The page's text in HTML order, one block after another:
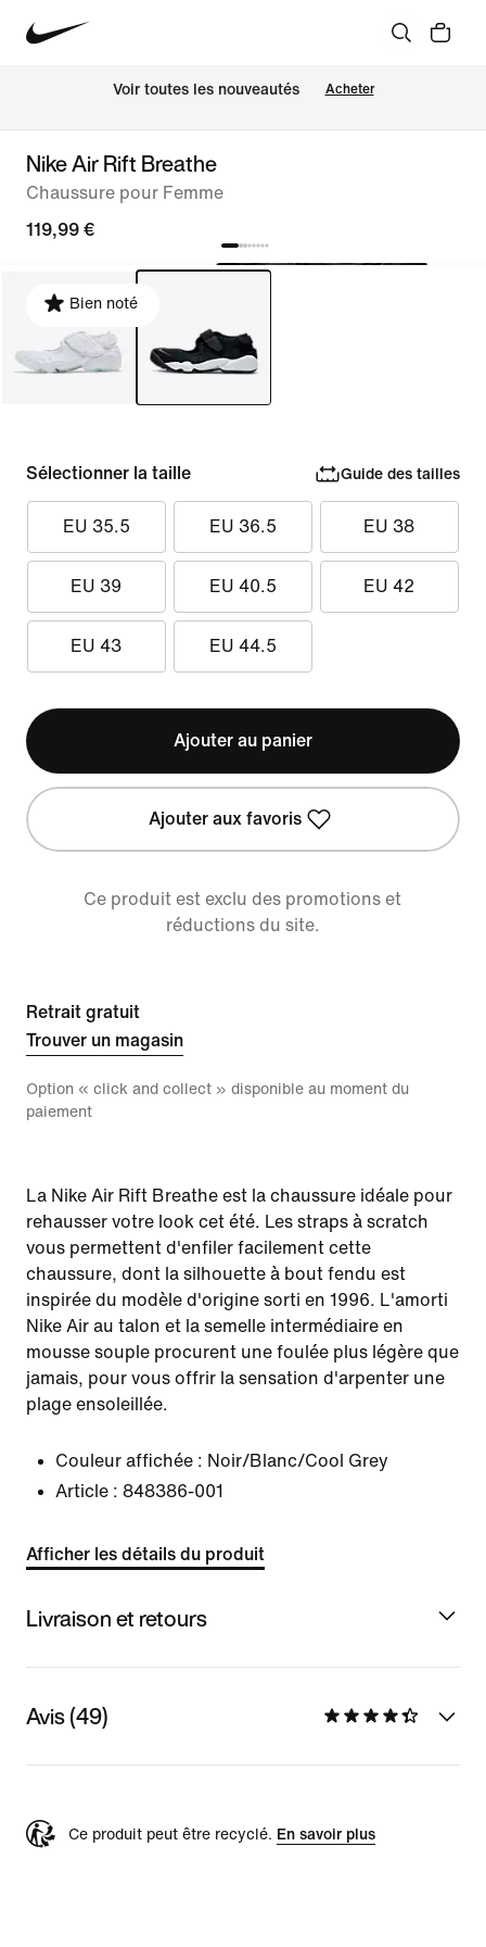
Voir toutes les nouveautés Acheter
Nike Air Rift Breathe
Chaussure pour Femme
119,99 €
Bien noté
Sélectionner la taille Guide des tailles
EU 35.5 EU 36.5 EU 38
EU 39 EU 40.5 EU 42
EU 43 EU 44.5
Ajouter au panier
Ajouter aux favoris
Ce produit est exclu des promotions et
réductions du site.
Retrait gratuit
Trouver un magasin
Option « click and collect » disponible au moment du
paiement
La Nike Air Rift Breathe est la chaussure idéale pour
rehausser votre look cet été. Les straps à scratch
vous permettent d'enfiler facilement cette
chaussure, dont la silhouette à bout fendu est
inspirée du modèle d'origine sorti en 1996. L'amorti
Nike Air au talon et la semelle intermédiaire en
mousse souple procurent une foulée plus légère que
jamais, pour vous offrir la sensation d'arpenter une
plage ensoleillée.
Couleur affichée : Noir/Blanc/Cool Grey
Article : 848386-001
Afficher les détails du produit
Livraison et retours
Avis (49)
Ce produit peut être recyclé. En savoir plus